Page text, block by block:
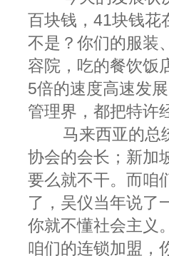
百块钱，41块钱花
不是？你们的服装
容院，吃的餐饮饭
5倍的速度高速发
管理界，都把特许
马来西亚的总
协会的会长；新加
要么就不干。而咱
了，吴仪当年说了
你就不懂社会主义
咱们的连锁加盟，